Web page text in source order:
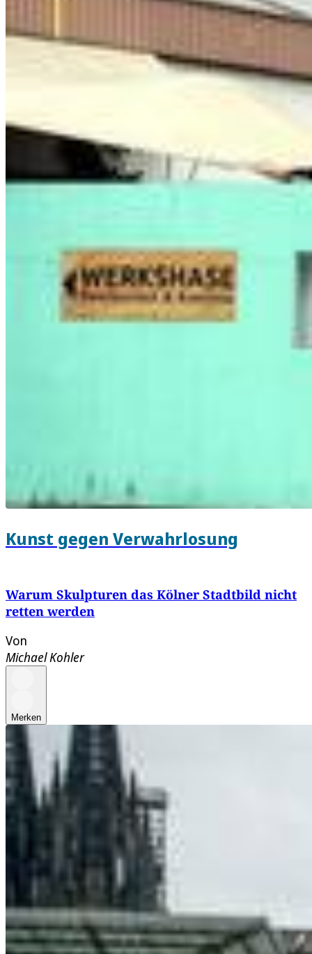
Kunst gegen Verwahrlosung
Warum Skulpturen das Kölner Stadtbild nicht
retten werden
Von
Michael Kohler
Merken